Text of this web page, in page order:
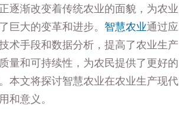
逐渐改变着传统农业的面貌，为农业
巨大的变革和进步。 智慧农业通过应
术手段和数据分析，提高了农业生产
量和可持续性，为农民提供了更好的
本文将探讨智慧农业在农业生产现代
和意义。